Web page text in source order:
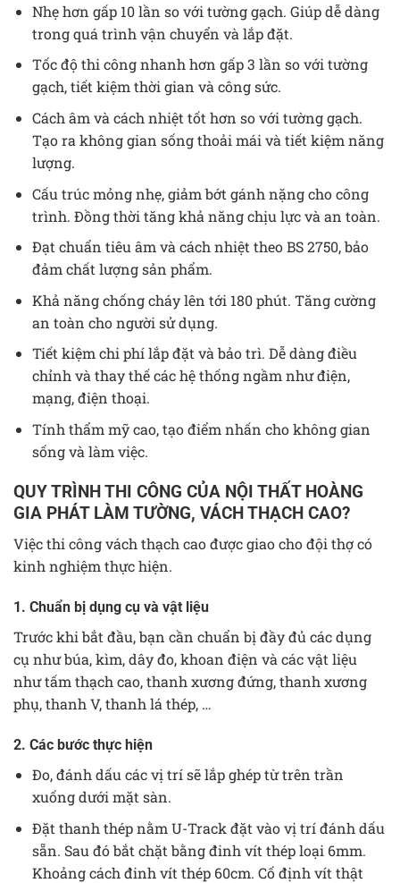
Nhẹ hơn gấp 10 lần so với tường gạch. Giúp dễ dàng
trong quá trình vận chuyển và lắp đặt.
Tốc độ thi công nhanh hơn gấp 3 lần so với tường
gạch, tiết kiệm thời gian và công sức.
Cách âm và cách nhiệt tốt hơn so với tường gạch.
Tạo ra không gian sống thoải mái và tiết kiệm năng
lượng.
Cấu trúc mỏng nhẹ, giảm bớt gánh nặng cho công
trình. Đồng thời tăng khả năng chịu lực và an toàn.
Đạt chuẩn tiêu âm và cách nhiệt theo BS 2750, bảo
đảm chất lượng sản phẩm.
Khả năng chống cháy lên tới 180 phút. Tăng cường
an toàn cho người sử dụng.
Tiết kiệm chi phí lắp đặt và bảo trì. Dễ dàng điều
chỉnh và thay thế các hệ thống ngầm như điện,
mạng, điện thoại.
Tính thẩm mỹ cao, tạo điểm nhấn cho không gian
sống và làm việc.
QUY TRÌNH THI CÔNG CỦA NỘI THẤT HOÀNG
GIA PHÁT LÀM TƯỜNG, VÁCH THẠCH CAO?
Việc thi công vách thạch cao được giao cho đội thợ có
kinh nghiệm thực hiện.
1. Chuẩn bị dụng cụ và vật liệu
Trước khi bắt đầu, bạn cần chuẩn bị đầy đủ các dụng
cụ như búa, kìm, dây đo, khoan điện và các vật liệu
như tấm thạch cao, thanh xương đứng, thanh xương
phụ, thanh V, thanh lá thép, …
2. Các bước thực hiện
Đo, đánh dấu các vị trí sẽ lắp ghép từ trên trần
xuống dưới mặt sàn.
Đặt thanh thép nằm U-Track đặt vào vị trí đánh dấu
sẵn. Sau đó bắt chặt bằng đinh vít thép loại 6mm.
Khoảng cách đinh vít thép 60cm. Cố định vít thật